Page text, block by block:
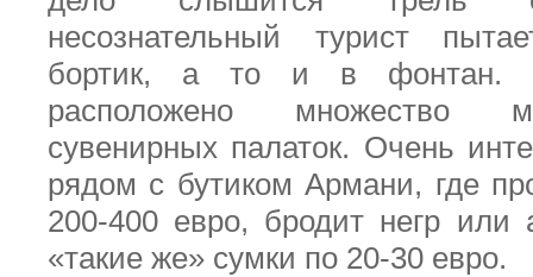
несознательный турист
бортик, а то и в фонтан.
расположено множество
сувенирных палаток. Очень
рядом с бутиком Армани, где
200-400 евро, бродит негр
«такие же» сумки по 20-30 евро.